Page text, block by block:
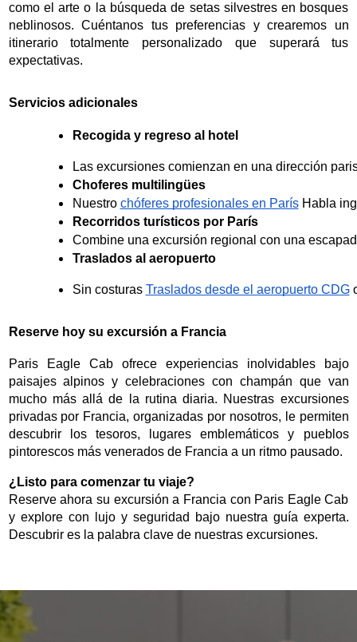
como el arte o la búsqueda de setas silvestres en bosques
neblinosos. Cuéntanos tus preferencias y crearemos un
itinerario totalmente personalizado que superará tus
expectativas.
Servicios adicionales
Recogida y regreso al hotel
Las excursiones comienzan en una dirección
Choferes multilingües
Nuestro chóferes profesionales en París Habla
Recorridos turísticos por París
Combine una excursión regional con una
Traslados al aeropuerto
Sin costuras Traslados desde el aeropuerto CDG
Reserve hoy su excursión a Francia
Paris Eagle Cab ofrece experiencias inolvidables bajo
paisajes alpinos y celebraciones con champán que van
mucho más allá de la rutina diaria. Nuestras excursiones
privadas por Francia, organizadas por nosotros, le permiten
descubrir los tesoros, lugares emblemáticos y pueblos
pintorescos más venerados de Francia a un ritmo pausado.
¿Listo para comenzar tu viaje?
Reserve ahora su excursión a Francia con Paris Eagle Cab
y explore con lujo y seguridad bajo nuestra guía experta.
Descubrir es la palabra clave de nuestras excursiones.